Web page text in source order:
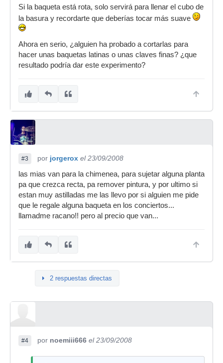
Si la baqueta está rota, solo servirá para llenar el cubo de
la basura y recordarte que deberías tocar más suave
Ahora en serio, ¿alguien ha probado a cortarlas para
hacer unas baquetas latinas o unas claves finas? ¿que
resultado podría dar este experimento?
#3 por jorgerox el 23/09/2008
las mias van para la chimenea, para sujetar alguna planta
pa que crezca recta, pa remover pintura, y por ultimo si
estan muy astilladas me las llevo por si alguien me pide
que le regale alguna baqueta en los conciertos...
llamadme racano!! pero al precio que van...
2 respuestas directas
#4 por noemiii666 el 23/09/2008